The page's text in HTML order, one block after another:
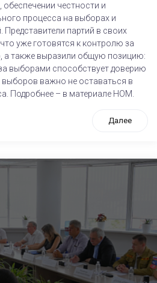
честности и
процесса на выборах и
Представители партий в своих
уже готовятся к контролю за
а также выразили общую позицию:
выборами способствует доверию
выборов важно не оставаться в
Подробнее – в материале НОМ.
Далее